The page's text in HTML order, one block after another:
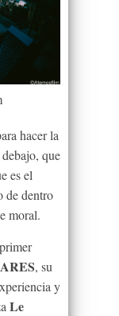
hacer la
que
es el
de dentro
moral.
, su
y
Le